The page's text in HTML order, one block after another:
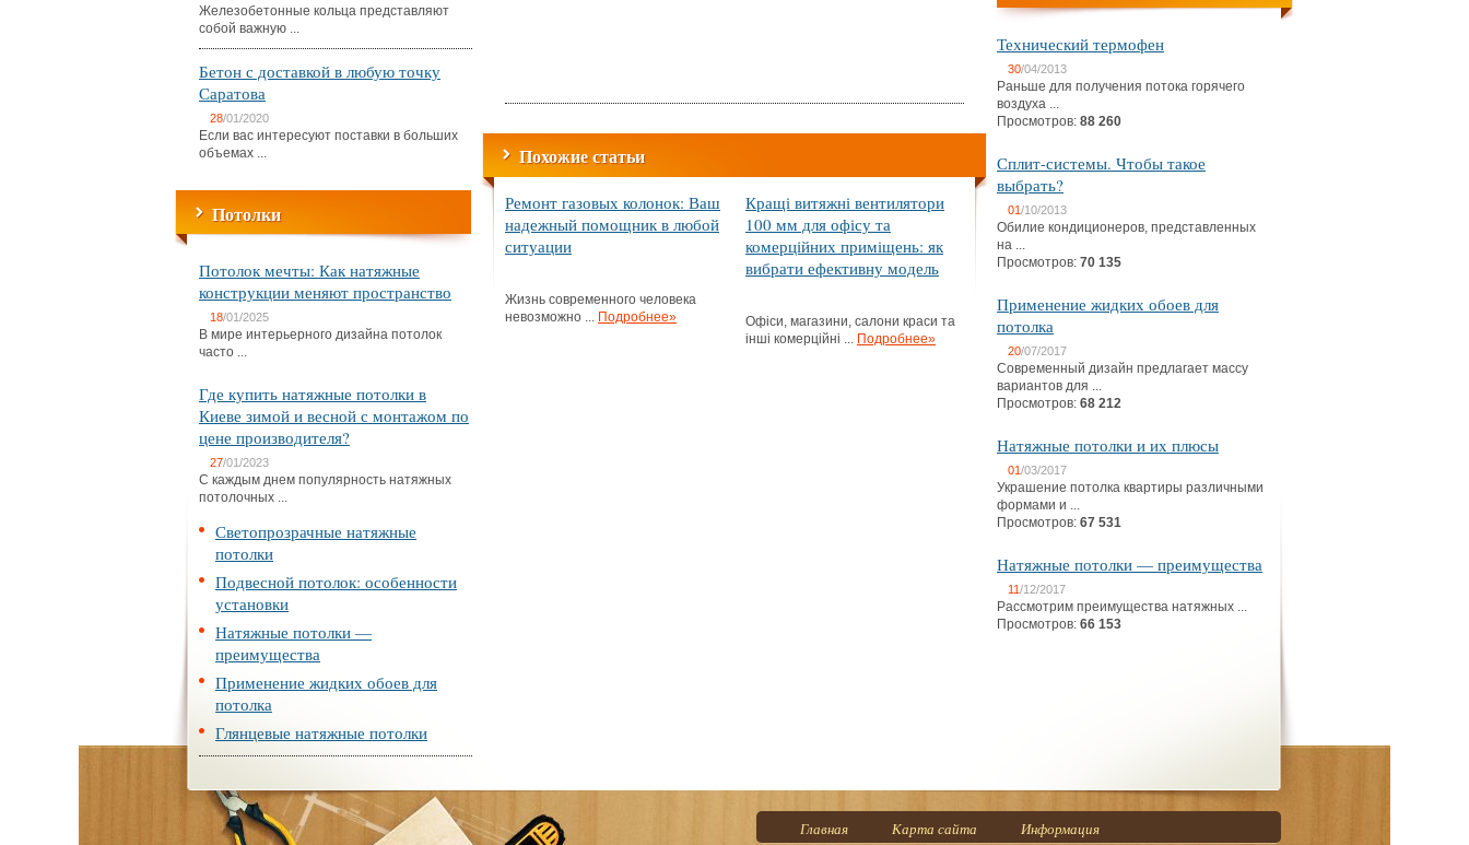
Железобетонные кольца представляют
собой важную ...
Бетон с доставкой в любую точку
Саратова
28/01/2020
Если вас интересуют поставки в больших
объемах ...
Потолки
Потолок мечты: Как натяжные
конструкции меняют пространство
18/01/2025
В мире интерьерного дизайна потолок
часто ...
Где купить натяжные потолки в
Киеве зимой и весной с монтажом по
цене производителя?
27/01/2023
С каждым днем популярность натяжных
потолочных ...
Светопрозрачные натяжные
потолки
Подвесной потолок: особенности
установки
Натяжные потолки —
преимущества
Применение жидких обоев для
потолка
Глянцевые натяжные потолки
Похожие статьи
Ремонт газовых колонок: Ваш
надежный помощник в любой
ситуации
Жизнь современного человека
невозможно ... Подробнее»
Кращі витяжні вентилятори
100 мм для офісу та
комерційних приміщень: як
вибрати ефективну модель
Офіси, магазини, салони краси та
інші комерційні ... Подробнее»
Технический термофен
30/04/2013
Раньше для получения потока горячего
воздуха ...
Просмотров: 88 260
Сплит-системы. Чтобы такое
выбрать?
01/10/2013
Обилие кондиционеров, представленных
на ...
Просмотров: 70 135
Применение жидких обоев для
потолка
20/07/2017
Современный дизайн предлагает массу
вариантов для ...
Просмотров: 68 212
Натяжные потолки и их плюсы
01/03/2017
Украшение потолка квартиры различными
формами и ...
Просмотров: 67 531
Натяжные потолки — преимущества
11/12/2017
Рассмотрим преимущества натяжных ...
Просмотров: 66 153
Главная Карта сайта Информация